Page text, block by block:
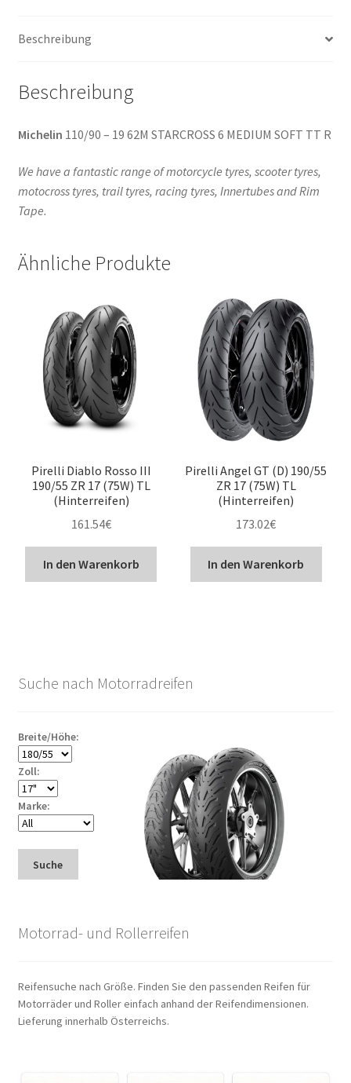
(Hinterreifen)
Beschreibung
Beschreibung
Michelin 110/90 – 19 62M STARCROSS 6 MEDIUM SOFT TT R
We have a fantastic range of motorcycle tyres, scooter tyres,
motocross tyres, trail tyres, racing tyres, Innertubes and Rim
Tape.
Ähnliche Produkte
Pirelli Diablo Rosso III
190/55 ZR 17 (75W) TL
(Hinterreifen)
161.54€
In den Warenkorb
Pirelli Angel GT (D) 190/55
ZR 17 (75W) TL
(Hinterreifen)
173.02€
In den Warenkorb
Suche nach Motorradreifen
Breite/Höhe:
Zoll:
Marke:
Suche
Motorrad- und Rollerreifen
Reifensuche nach Größe. Finden Sie den passenden Reifen für
Motorräder und Roller einfach anhand der Reifendimensionen.
Lieferung innerhalb Österreichs.